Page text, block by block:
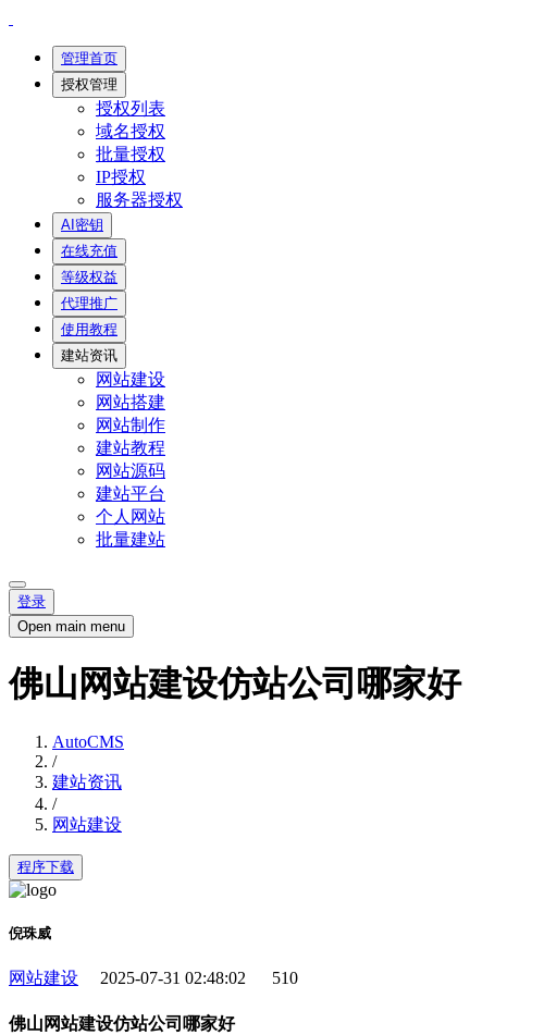
管理首页
授权管理
授权列表
域名授权
批量授权
IP授权
服务器授权
AI密钥
在线充值
等级权益
代理推广
使用教程
建站资讯
网站建设
网站搭建
网站制作
建站教程
网站源码
建站平台
个人网站
批量建站
登录
Open main menu
佛山网站建设仿站公司哪家好
AutoCMS
/
建站资讯
/
网站建设
程序下载
倪珠威
网站建设 2025-07-31 02:48:02 510
佛山网站建设仿站公司哪家好